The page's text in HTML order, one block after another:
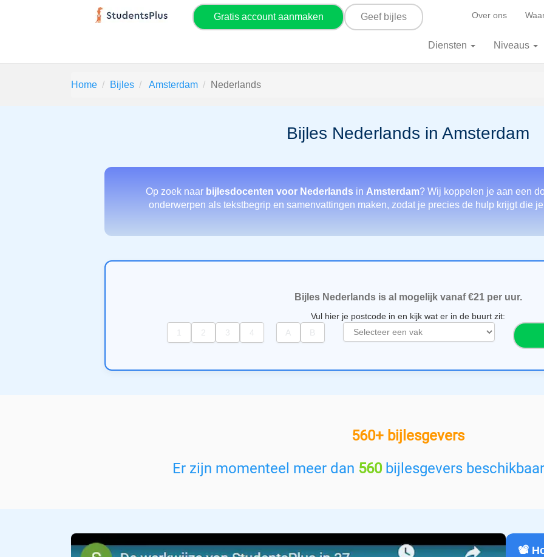
Gratis account aanmaken Geef bijles Over ons
Diensten Niveaus
Home Bijles Amsterdam Nederlands
Bijles Nederlands in Amsterdam
Op zoek naar bijlesdocenten voor Nederlands in Amsterdam? Wij koppelen je aan een
onderwerpen als tekstbegrip en samenvattingen maken, zodat je precies de hulp krijgt die
Bijles Nederlands is al mogelijk vanaf €21 per uur.
Vul hier je postcode in en kijk wat er in de buurt zit:
e
n
560+ bijlesgevers
Er zijn momenteel meer dan 560bijlesgevers
📽️